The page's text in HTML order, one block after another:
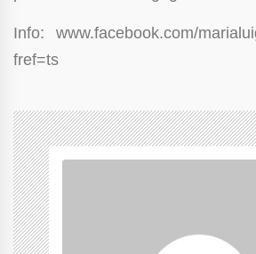
Info: www.facebook.com/
fref=ts